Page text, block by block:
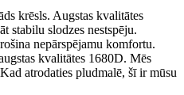
krēsls. Augstas kvalitātes
stabilu slodzes nestspēju.
nepārspējamu komfortu.
kvalitātes 1680D. Mēs
atrodaties pludmalē, šī ir mūsu